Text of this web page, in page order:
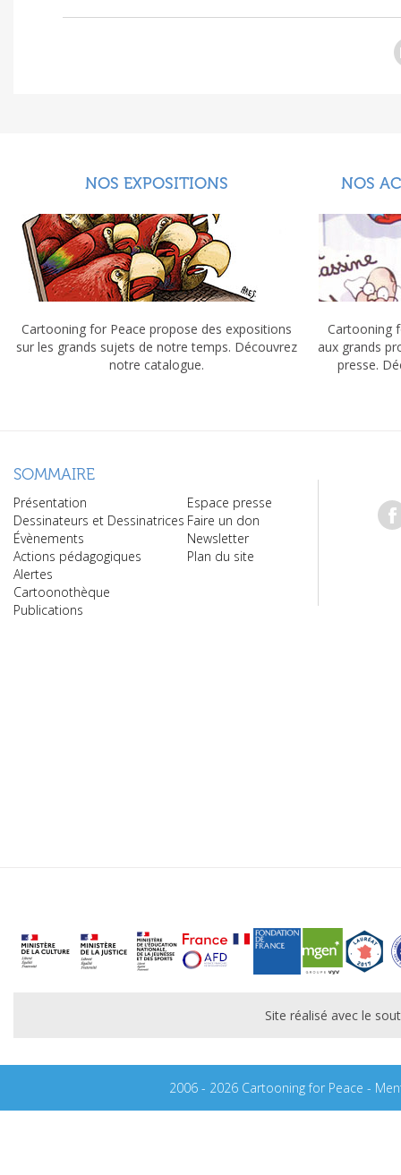
NOS EXPOSITIONS
Cartooning for Peace propose des expositions
sur les grands sujets de notre temps. Découvrez
notre catalogue.
NOS
Cartooning
aux grands
presse.
SOMMAIRE
Présentation
Dessinateurs et Dessinatrices
Évènements
Actions pédagogiques
Alertes
Cartoonothèque
Publications
Espace presse
Faire un don
Newsletter
Plan du site
Site réalisé avec le
2006 - 2026 Cartooning for Peace -